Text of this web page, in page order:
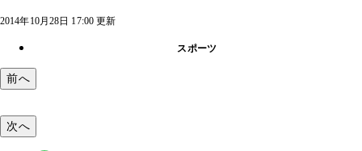
2014年10月28日 17:00 更新
スポーツ
前へ
次へ